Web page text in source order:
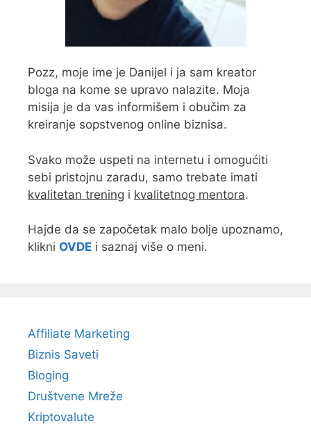
Pozz, moje ime je Danijel i ja sam kreator
bloga na kome se upravo nalazite. Moja
misija je da vas informišem i obučim za
kreiranje sopstvenog online biznisa.
Svako može uspeti na internetu i omogućiti
sebi pristojnu zaradu, samo trebate imati
kvalitetan trening i kvalitetnog mentora.
Hajde da se započetak malo bolje upoznamo,
klikni OVDE i saznaj više o meni.
Affiliate Marketing
Biznis Saveti
Bloging
Društvene Mreže
Kriptovalute